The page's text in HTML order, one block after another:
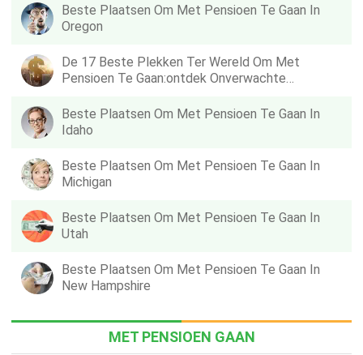
Beste Plaatsen Om Met Pensioen Te Gaan In
Oregon
De 17 Beste Plekken Ter Wereld Om Met
Pensioen Te Gaan:ontdek Onverwachte
Beste Plaatsen Om Met Pensioen Te Gaan In
Idaho
Beste Plaatsen Om Met Pensioen Te Gaan In
Michigan
Beste Plaatsen Om Met Pensioen Te Gaan In
Utah
Beste Plaatsen Om Met Pensioen Te Gaan In
New Hampshire
MET PENSIOEN GAAN